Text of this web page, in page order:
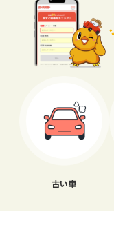
古い車